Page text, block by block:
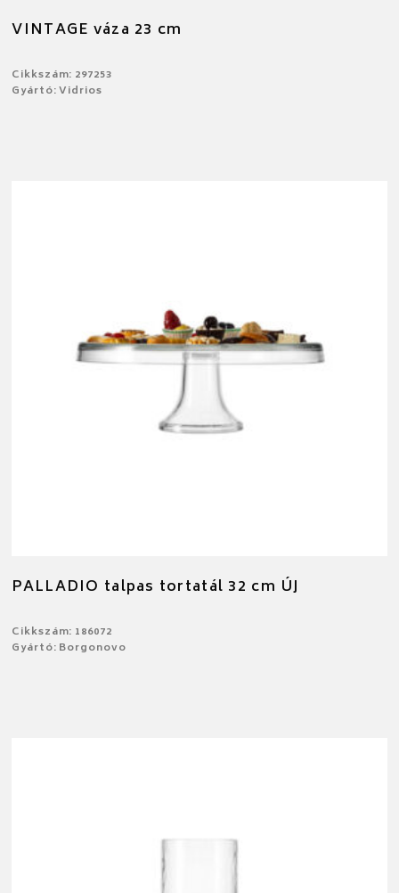
VINTAGE váza 23 cm
Cikkszám: 297253
Gyártó: Vidrios
PALLADIO talpas tortatál 32 cm ÚJ
Cikkszám: 186072
Gyártó: Borgonovo